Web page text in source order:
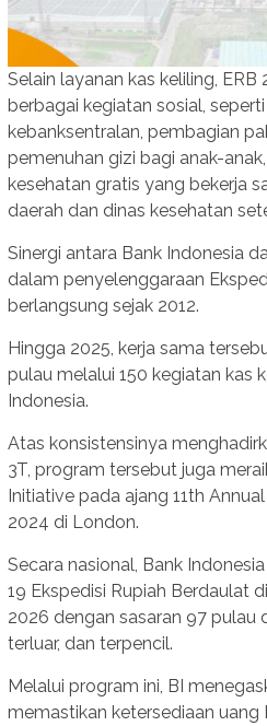
Selain layanan kas keliling,
berbagai kegiatan sosial,
kebanksentralan, pembagian
pemenuhan gizi bagi anak-
kesehatan gratis yang bekerja
daerah dan dinas kesehatan
Sinergi antara Bank Indonesia
dalam penyelenggaraan
berlangsung sejak 2012.
Hingga 2025, kerja sama
pulau melalui 150 kegiatan kas
Indonesia.
Atas konsistensinya
3T, program tersebut juga
Initiative pada ajang 11th
2024 di London.
Secara nasional, Bank
19 Ekspedisi Rupiah Berdaulat
2026 dengan sasaran 97 pulau
terluar, dan terpencil.
Melalui program ini, BI
memastikan ketersediaan uang